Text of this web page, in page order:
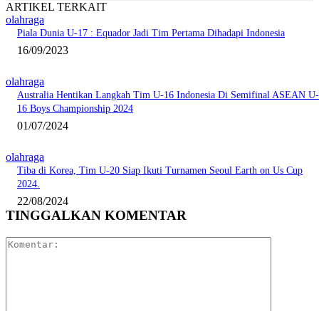
ARTIKEL TERKAIT
olahraga
Piala Dunia U-17 : Equador Jadi Tim Pertama Dihadapi Indonesia
16/09/2023
olahraga
Australia Hentikan Langkah Tim U-16 Indonesia Di Semifinal ASEAN U-
16 Boys Championship 2024
01/07/2024
olahraga
Tiba di Korea, Tim U-20 Siap Ikuti Turnamen Seoul Earth on Us Cup
2024.
22/08/2024
TINGGALKAN KOMENTAR